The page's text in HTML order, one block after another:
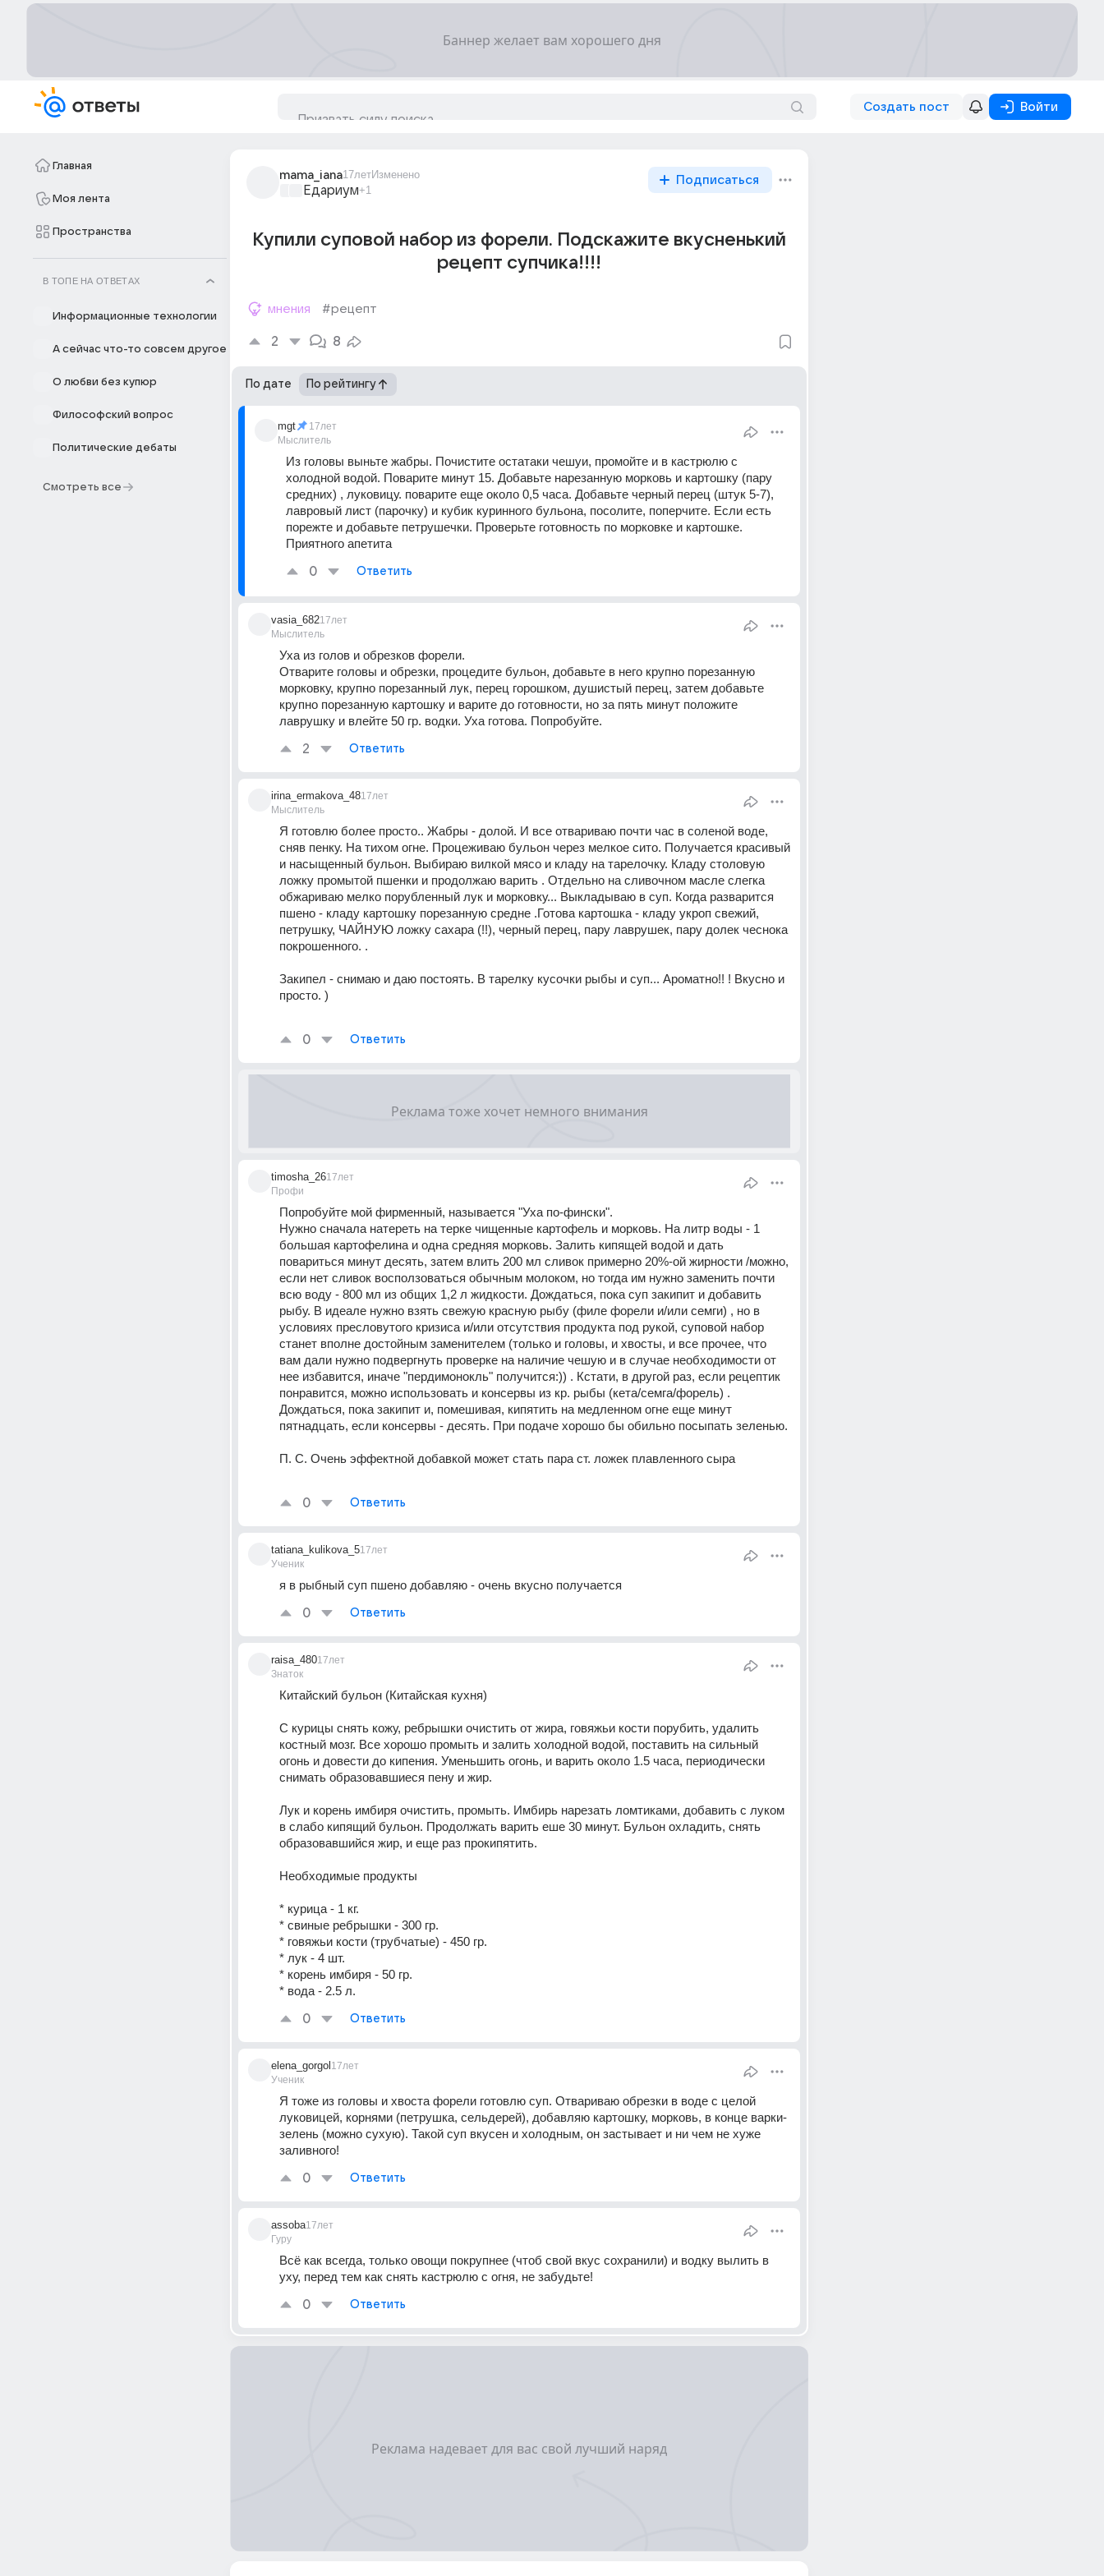
Создать пост Войти
Главная
Моя лента
Пространства
В ТОПЕ НА ОТВЕТАХ
Информационные технологии
А сейчас что-то совсем другое
О любви без купюр
Философский вопрос
Политические дебаты
Смотреть все
mama_iana17летИзменено
Едариум+1
Подписаться
Купили суповой набор из форели. Подскажите вкусненький
рецепт супчика!!!!
мнения #рецепт
2 8
По дате По рейтингу
mgt
Мыслитель
17лет
Из головы выньте жабры. Почистите остатаки чешуи, промойте и в кастрюлю с
холодной водой. Поварите минут 15. Добавьте нарезанную морковь и картошку (пару
средних) , луковицу. поварите еще около 0,5 часа. Добавьте черный перец (штук 5-7),
лавровый лист (парочку) и кубик куринного бульона, посолите, поперчите. Если есть
порежте и добавьте петрушечки. Проверьте готовность по морковке и картошке.
Приятного апетита
0 Ответить
vasia_682
Мыслитель
17лет
Уха из голов и обрезков форели.
Отварите головы и обрезки, процедите бульон, добавьте в него крупно порезанную
морковку, крупно порезанный лук, перец горошком, душистый перец, затем добавьте
крупно порезанную картошку и варите до готовности, но за пять минут положите
лаврушку и влейте 50 гр. водки. Уха готова. Попробуйте.
2 Ответить
irina_ermakova_48
Мыслитель
17лет
Я готовлю более просто.. Жабры - долой. И все отвариваю почти час в соленой воде,
сняв пенку. На тихом огне. Процеживаю бульон через мелкое сито. Получается красивый
и насыщенный бульон. Выбираю вилкой мясо и кладу на тарелочку. Кладу столовую
ложку промытой пшенки и продолжаю варить . Отдельно на сливочном масле слегка
обжариваю мелко порубленный лук и морковку... Выкладываю в суп. Когда разварится
пшено - кладу картошку порезанную средне .Готова картошка - кладу укроп свежий,
петрушку, ЧАЙНУЮ ложку сахара (!!), черный перец, пару лаврушек, пару долек чеснока
покрошенного. .
Закипел - снимаю и даю постоять. В тарелку кусочки рыбы и суп... Ароматно!! ! Вкусно и
просто. )
0 Ответить
timosha_26
Профи
17лет
Попробуйте мой фирменный, называется "Уха по-фински".
Нужно сначала натереть на терке чищенные картофель и морковь. На литр воды - 1
большая картофелина и одна средняя морковь. Залить кипящей водой и дать
повариться минут десять, затем влить 200 мл сливок примерно 20%-ой жирности /можно,
если нет сливок восползоваться обычным молоком, но тогда им нужно заменить почти
всю воду - 800 мл из общих 1,2 л жидкости. Дождаться, пока суп закипит и добавить
рыбу. В идеале нужно взять свежую красную рыбу (филе форели и/или семги) , но в
условиях пресловутого кризиса и/или отсутствия продукта под рукой, суповой набор
станет вполне достойным заменителем (только и головы, и хвосты, и все прочее, что
вам дали нужно подвергнуть проверке на наличие чешую и в случае необходимости от
нее избавится, иначе "пердимонокль" получится:)) . Кстати, в другой раз, если рецептик
понравится, можно использовать и консервы из кр. рыбы (кета/семга/форель) .
Дождаться, пока закипит и, помешивая, кипятить на медленном огне еще минут
пятнадцать, если консервы - десять. При подаче хорошо бы обильно посыпать зеленью.
П. С. Очень эффектной добавкой может стать пара ст. ложек плавленного сыра
0 Ответить
tatiana_kulikova_5
Ученик
17лет
я в рыбный суп пшено добавляю - очень вкусно получается
0 Ответить
raisa_480
Знаток
17лет
Китайский бульон (Китайская кухня)
С курицы снять кожу, ребрышки очистить от жира, говяжьи кости порубить, удалить
костный мозг. Все хорошо промыть и залить холодной водой, поставить на сильный
огонь и довести до кипения. Уменьшить огонь, и варить около 1.5 часа, периодически
снимать образовавшиеся пену и жир.
Лук и корень имбиря очистить, промыть. Имбирь нарезать ломтиками, добавить с луком
в слабо кипящий бульон. Продолжать варить еше 30 минут. Бульон охладить, снять
образовавшийся жир, и еще раз прокипятить.
Необходимые продукты
* курица - 1 кг.
* свиные ребрышки - 300 гр.
* говяжьи кости (трубчатые) - 450 гр.
* лук - 4 шт.
* корень имбиря - 50 гр.
* вода - 2.5 л.
0 Ответить
elena_gorgol
Ученик
17лет
Я тоже из головы и хвоста форели готовлю суп. Отвариваю обрезки в воде с целой
луковицей, корнями (петрушка, сельдерей), добавляю картошку, морковь, в конце варки-
зелень (можно сухую). Такой суп вкусен и холодным, он застывает и ни чем не хуже
заливного!
0 Ответить
assoba
Гуру
17лет
Всё как всегда, только овощи покрупнее (чтоб свой вкус сохранили) и водку вылить в
уху, перед тем как снять кастрюлю с огня, не забудьте!
0 Ответить